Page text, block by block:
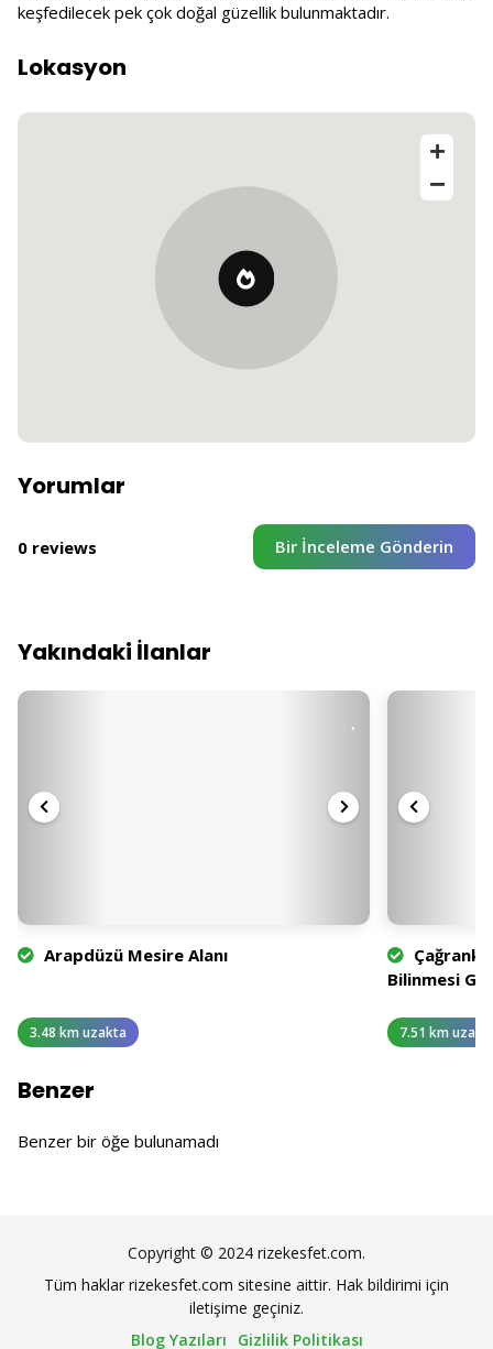
keşfedilecek pek çok doğal güzellik bulunmaktadır.
Lokasyon
Yorumlar
0 reviews Bir İnceleme Gönderin
Yakındaki İlanlar
Arapdüzü Mesire Alanı
3.48 km uzakta
Bilinmesi
7.51 km
Benzer
Benzer bir öğe bulunamadı
Copyright © 2024 rizekesfet.com.
Tüm haklar rizekesfet.com sitesine aittir. Hak bildirimi için
iletişime geçiniz.
Blog Yazıları
Gizlilik Politikası